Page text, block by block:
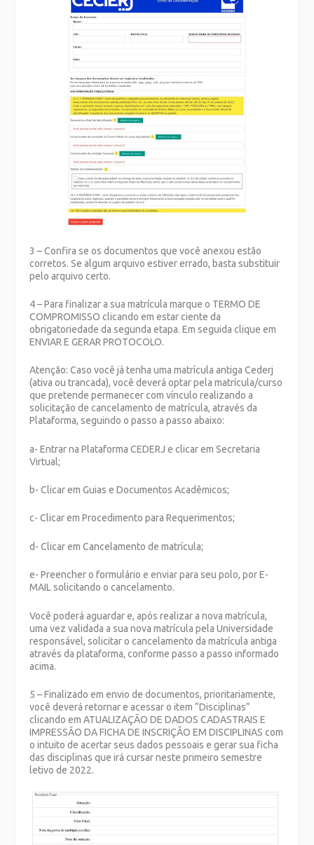
3 – Confira se os documentos que você anexou estão
corretos. Se algum arquivo estiver errado, basta substituir
pelo arquivo certo.
4 – Para finalizar a sua matrícula marque o TERMO DE
COMPROMISSO clicando em estar ciente da
obrigatoriedade da segunda etapa. Em seguida clique em
ENVIAR E GERAR PROTOCOLO.
Atenção: Caso você já tenha uma matrícula antiga Cederj
(ativa ou trancada), você deverá optar pela matrícula/curso
que pretende permanecer com vínculo realizando a
solicitação de cancelamento de matrícula, através da
Plataforma, seguindo o passo a passo abaixo:
a- Entrar na Plataforma CEDERJ e clicar em Secretaria
Virtual;
b- Clicar em Guias e Documentos Acadêmicos;
c- Clicar em Procedimento para Requerimentos;
d- Clicar em Cancelamento de matrícula;
e- Preencher o formulário e enviar para seu polo, por E-
MAIL solicitando o cancelamento.
Você poderá aguardar e, após realizar a nova matrícula,
uma vez validada a sua nova matrícula pela Universidade
responsável, solicitar o cancelamento da matrícula antiga
através da plataforma, conforme passo a passo informado
acima.
5 – Finalizado em envio de documentos, prioritariamente,
você deverá retornar e acessar o item “Disciplinas”
clicando emATUALIZAÇÃO DE DADOS CADASTRAIS E
IMPRESSÃO DA FICHA DE INSCRIÇÃO EM DISCIPLINAS com
o intuito de acertar seus dados pessoais e gerar sua ficha
das disciplinas que irá cursar neste primeiro semestre
letivo de 2022.